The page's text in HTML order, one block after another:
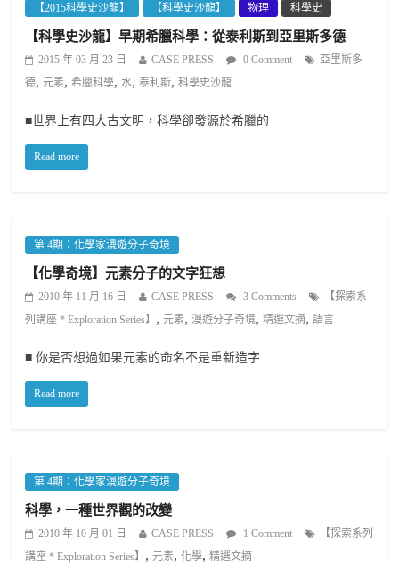
【2015科學史沙龍】 【科學史沙龍】 物理 科學史
【科學史沙龍】早期希臘科學：從泰利斯到亞里斯多德
2015 年 03 月 23 日 CASE PRESS 0 Comment
亞里斯多
德,元素,希臘科學, 水,泰利斯,科學史沙龍
■世界上有四大古文明，科學卻發源於希臘的
Read more
第 4期：化學家漫遊分子奇境
【化學奇境】元素分子的文字狂想
2010 年 11 月 16 日 CASE PRESS 3 Comments
【探索系
列講座 * Exploration Series】 ,元素,漫遊分子奇境,精選文摘,語言
■ 你是否想過如果元素的命名不是重新造字
Read more
第 4期：化學家漫遊分子奇境
科學，一種世界觀的改變
2010 年 10 月 01 日 CASE PRESS 1 Comment
【探索系列
講座 * Exploration Series】 ,元素,化學,精選文摘